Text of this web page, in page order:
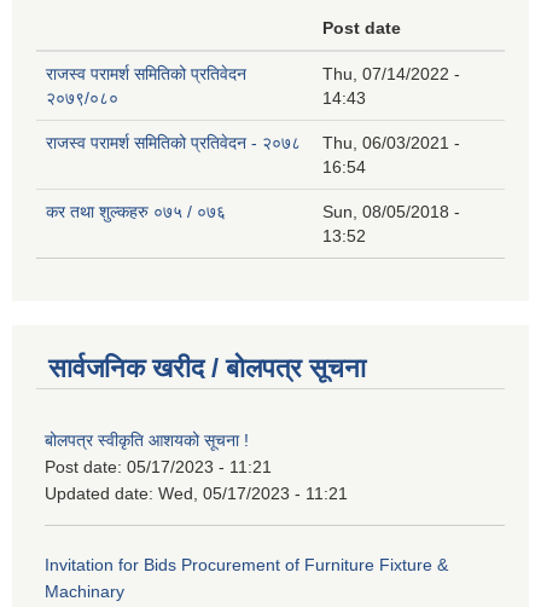
Post date
राजस्व परामर्श समितिको प्रतिवेदन
२०७९/०८०
Thu, 07/14/2022 -
14:43
राजस्व परामर्श समितिको प्रतिवेदन - २०७८
Thu, 06/03/2021 -
16:54
कर तथा शुल्कहरु ०७५ / ०७६
Sun, 08/05/2018 -
13:52
सार्वजनिक खरीद / बोलपत्र सूचना
बोलपत्र स्वीकृति आशयको सूचना !
Post date: 05/17/2023 - 11:21
Updated date: Wed, 05/17/2023 - 11:21
Invitation for Bids Procurement of Furniture Fixture &
Machinary